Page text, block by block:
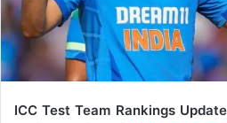
ICC Test Team Rankings Update